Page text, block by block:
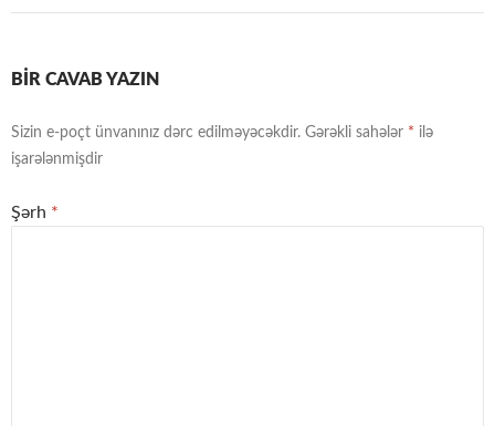
BIR CAVAB YAZIN
Sizin e-poçt ünvanınız dərc edilməyəcəkdir. Gərəkli sahələr * ilə
işarələnmişdir
Şərh *